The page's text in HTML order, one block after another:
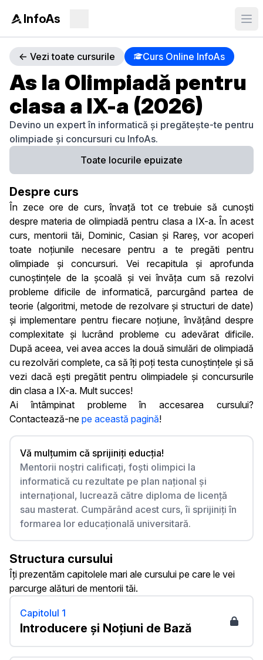
InfoAs
<- Vezi toate cursurile Curs Online InfoAs
As la Olimpiadă pentru
clasa a IX-a (2026)
Devino un expert în informatică și pregătește-te pentru
olimpiade și concursuri cu InfoAs.
Toate locurile epuizate
Despre curs
În zece ore de curs, învață tot ce trebuie să cunoști
despre materia de olimpiadă pentru clasa a IX-a. În acest
curs, mentorii tăi, Dominic, Casian și Rareș, vor acoperi
toate noțiunile necesare pentru a te pregăti pentru
olimpiade și concursuri. Vei recapitula și aprofunda
cunoștințele de la școală și vei învăța cum să rezolvi
probleme dificile de informatică, parcurgând partea de
teorie (algoritmi, metode de rezolvare și structuri de date)
și implementare pentru fiecare noțiune, învățând despre
complexitate și lucrând probleme cu adevărat dificile.
După aceea, vei avea acces la două simulări de olimpiadă
cu rezolvări complete, ca să îți poți testa cunoștințele și să
vezi dacă ești pregătit pentru olimpiadele și concursurile
din clasa a IX-a. Mult succes!
Ai întâmpinat probleme în accesarea cursului?
Contactează-ne pe această pagină!
Vă mulțumim că sprijiniți educția!
Mentorii noștri calificați, foști olimpici la
informatică cu rezultate pe plan național și
internațional, lucrează către diploma de licență
sau masterat. Cumpărând acest curs, îi sprijiniți în
formarea lor educațională universitară.
Structura cursului
Îți prezentăm capitolele mari ale cursului pe care le vei
parcurge alături de mentorii tăi.
Capitolul 1
Introducere și Noțiuni de Bază